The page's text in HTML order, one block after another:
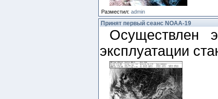
Разместил: admin
Принят первый сеанс NOAA-19
Осуществлен
эксплуатации